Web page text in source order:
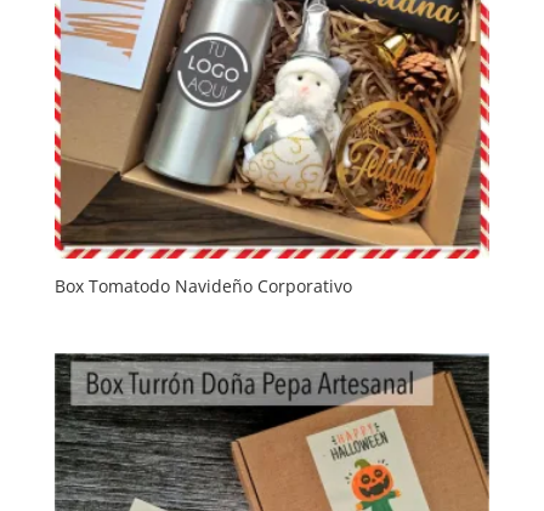
Box Tomatodo Navideño Corporativo